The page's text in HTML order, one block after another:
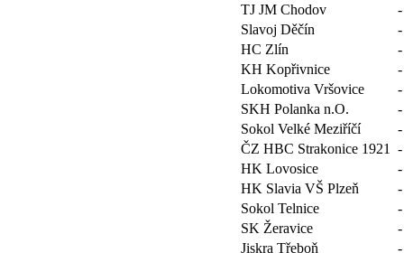
TJ JM Chodov
Slavoj Děčín
HC Zlín
KH Kopřivnice
Lokomotiva Vršovice
SKH Polanka n.O.
Sokol Velké Meziříčí
ČZ HBC Strakonice 1921
HK Lovosice
HK Slavia VŠ Plzeň
Sokol Telnice
SK Žeravice
Jiskra Třeboň